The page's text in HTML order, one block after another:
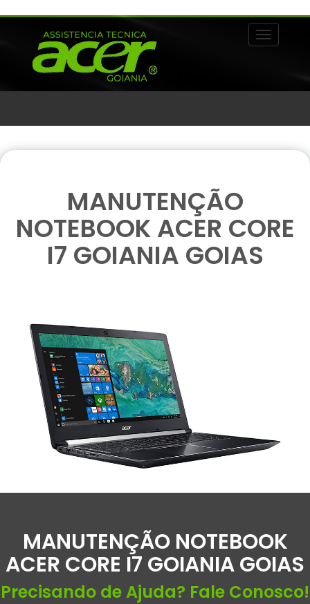
Alternar
MANUTENÇÃO
NOTEBOOK ACER CORE
I7 GOIANIA GOIAS
MANUTENÇÃO NOTEBOOK
ACER CORE I7 GOIANIA GOIAS
Precisando de Ajuda? Fale Conosco!